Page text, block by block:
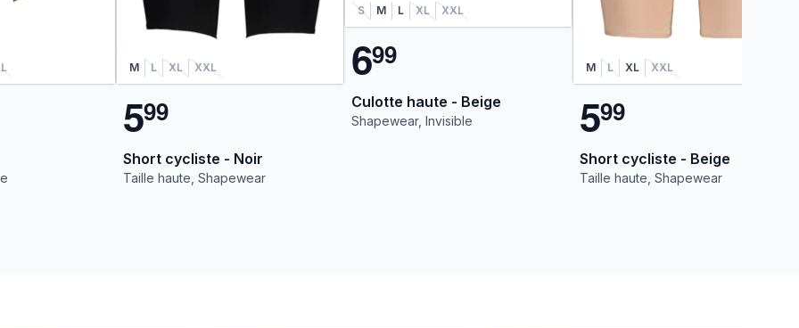
M L XL XXL
599
Short cycliste - Noir
Taille haute, Shapewear
S M L XL XXL
699
Culotte haute - Beige
Shapewear, Invisible
M L XL XXL
599
Short cycliste - Beige
Taille haute, Shapewear